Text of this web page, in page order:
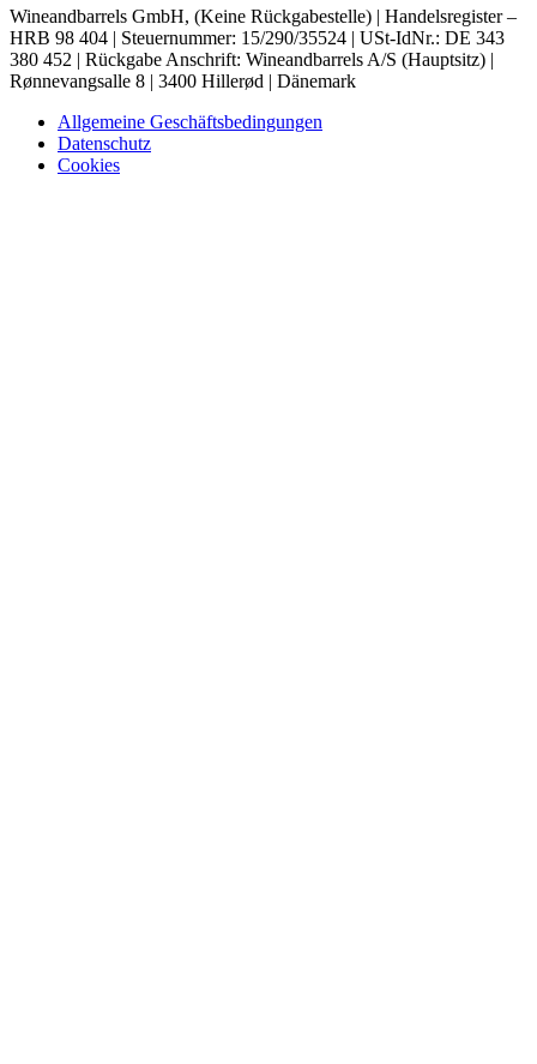
Wineandbarrels GmbH, (Keine Rückgabestelle) | Handelsregister –
HRB 98 404 | Steuernummer: 15/290/35524 | USt-IdNr.: DE 343
380 452 | Rückgabe Anschrift: Wineandbarrels A/S (Hauptsitz) |
Rønnevangsalle 8 | 3400 Hillerød | Dänemark
Allgemeine Geschäftsbedingungen
Datenschutz
Cookies